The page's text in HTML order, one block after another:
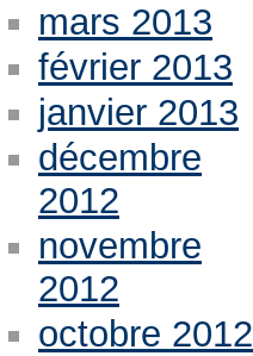
mars 2013
février 2013
janvier 2013
décembre
2012
novembre
2012
octobre 2012